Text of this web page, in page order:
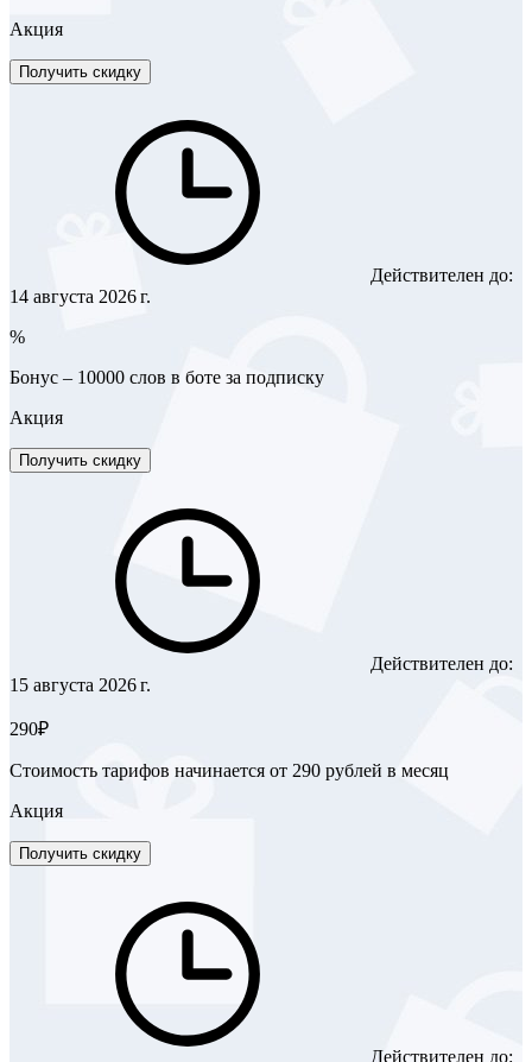
Акция
Получить скидку
Действителен до:
14 августа 2026 г.
%
Бонус – 10000 слов в боте за подписку
Акция
Получить скидку
Действителен до:
15 августа 2026 г.
290₽
Стоимость тарифов начинается от 290 рублей в месяц
Акция
Получить скидку
Действителен до: